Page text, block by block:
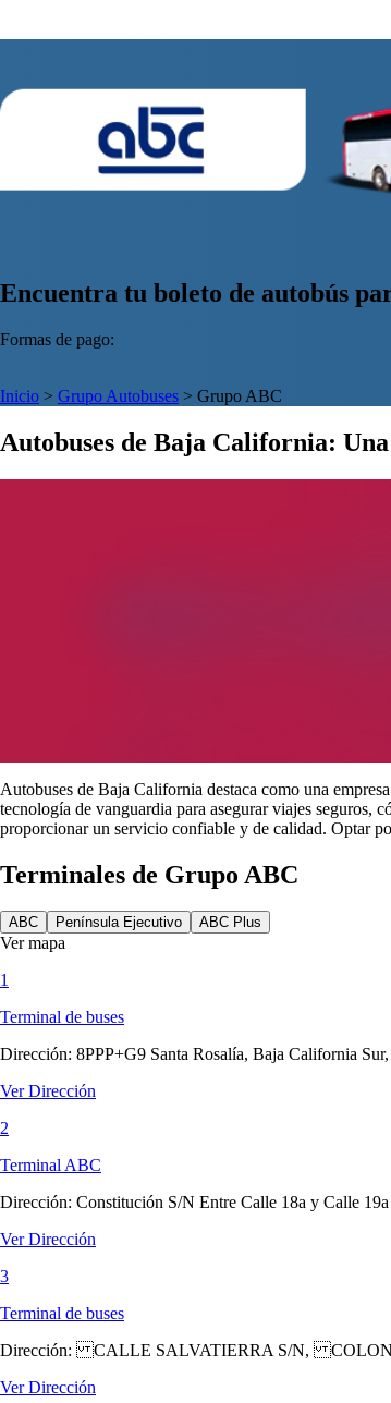
Encuentra tu boleto de autobús
Formas de pago:
Inicio > Grupo Autobuses > Grupo ABC
Autobuses de Baja California:
Autobuses de Baja California destaca como una
tecnología de vanguardia para asegurar viajes seguros,
proporcionar un servicio confiable y de calidad. Optar
Terminales de Grupo ABC
ABC Península Ejecutivo ABC Plus
Ver mapa
1
Terminal de buses
Dirección: 8PPP+G9 Santa Rosalía, Baja California
Ver Dirección
2
Terminal ABC
Dirección: Constitución S/N Entre Calle 18a y Calle
Ver Dirección
3
Terminal de buses
Dirección: CALLE SALVATIERRA S/N,
Ver Dirección